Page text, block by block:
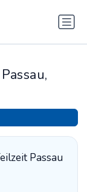
Passau